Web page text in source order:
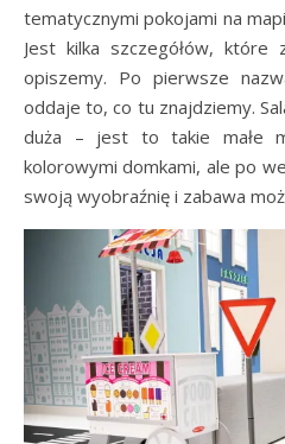
tematycznymi pokojami na
Jest kilka szczegółów, które
opiszemy. Po pierwsze
oddaje to, co tu znajdziemy.
duża – jest to takie małe
kolorowymi domkami, ale po
swoją wyobraźnię i zabawa